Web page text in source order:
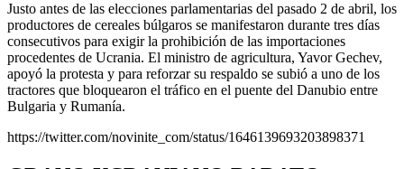
Justo antes de las elecciones parlamentarias del pasado 2 de abril, los
productores de cereales búlgaros se manifestaron durante tres días
consecutivos para exigir la prohibición de las importaciones
procedentes de Ucrania. El ministro de agricultura, Yavor Gechev,
apoyó la protesta y para reforzar su respaldo se subió a uno de los
tractores que bloquearon el tráfico en el puente del Danubio entre
Bulgaria y Rumanía.
https://twitter.com/novinite_com/status/1646139693203898371